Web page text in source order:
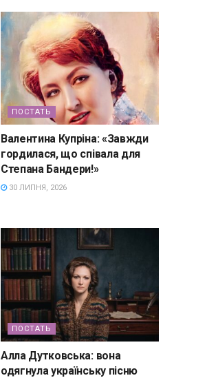
ПОСТАТЬ
Валентина Купріна: «Завжди
гордилася, що співала для
Степана Бандери!»
30 ЛИПНЯ, 2026
ПОСТАТЬ
Алла Дутковська: вона
одягнула українську пісню